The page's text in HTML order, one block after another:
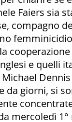
Faiers sia
compagno
e quelli
da giorni, si
mercoledì